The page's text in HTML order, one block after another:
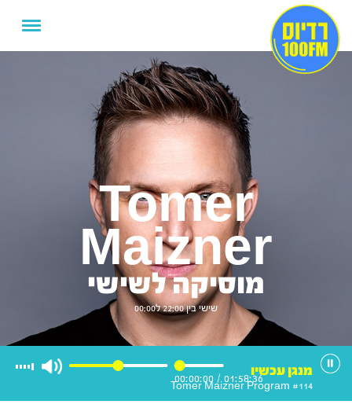
Tomer
Maizner
מוסיקה לשישי
שישי בין 22:00 ל00:00
01:58:36
/
00:00:00
מנגן עכשיו
Tomer Maizner Program #114